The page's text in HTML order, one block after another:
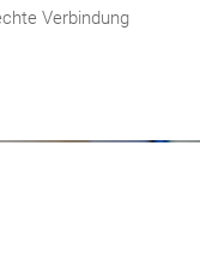
Verbindung